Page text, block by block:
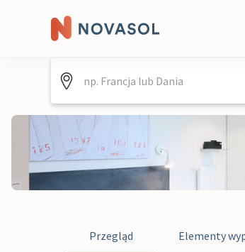
Przegląd Elementy